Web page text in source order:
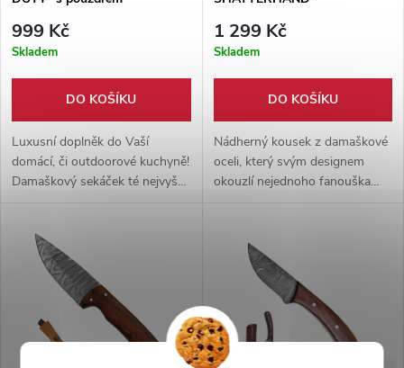
999 Kč
Skladem
DO KOŠÍKU
Luxusní doplněk do Vaší
domácí, či outdoorové kuchyně!
Damaškový sekáček té nejvyšší
kvality. Dodáván společně s
kůže.
1 299 Kč
Skladem
DO KOŠÍKU
Nádherný kousek z damaškové
oceli, který svým designem
okouzlí nejednoho fanouška
westernů. Nůž oplývá pevnou
materiálem jako nůž máslem. :)
Celá čepel je zapuštěna do
dřevěné rukojeti, díky čemuž se
jedná o masivní a pevný kus,
který Vás zaručeně nezklame v
žádné situaci.